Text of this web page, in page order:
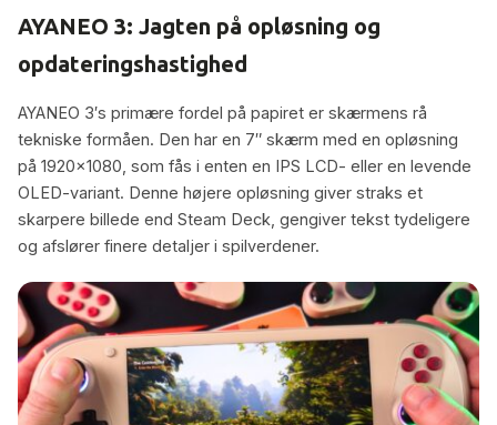
AYANEO 3: Jagten på opløsning og
opdateringshastighed
AYANEO 3′s primære fordel på papiret er skærmens rå
tekniske formåen. Den har en 7″ skærm med en opløsning
på 1920×1080, som fås i enten en IPS LCD- eller en levende
OLED-variant. Denne højere opløsning giver straks et
skarpere billede end Steam Deck, gengiver tekst tydeligere
og afslører finere detaljer i spilverdener.